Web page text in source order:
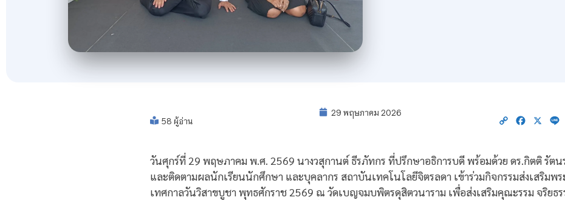
58 ผู้อ่าน
29 พฤษภาคม 2026
Copy
X
วันศุกร์ที่ 29 พฤษภาคม พ.ศ. 2569 นางวสุกานต์ ธีรภัทกร ที่ปรึกษาอธิการบดี พร้อมด้วย ดร.กิตติ รั
และติดตามผลนักเรียนนักศึกษา และบุคลากร สถาบันเทคโนโลยีจิตรลดา เข้าร่วมกิจกรรมส่งเสริมพ
เทศกาลวันวิสาขบูชา พุทธศักราช 2569 ณ วัดเบญจมบพิตรดุสิตวนาราม เพื่อส่งเสริมคุณะรรม จริยธ